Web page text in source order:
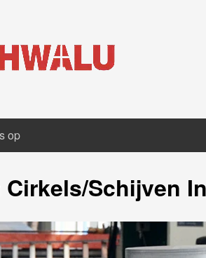
op
schijven